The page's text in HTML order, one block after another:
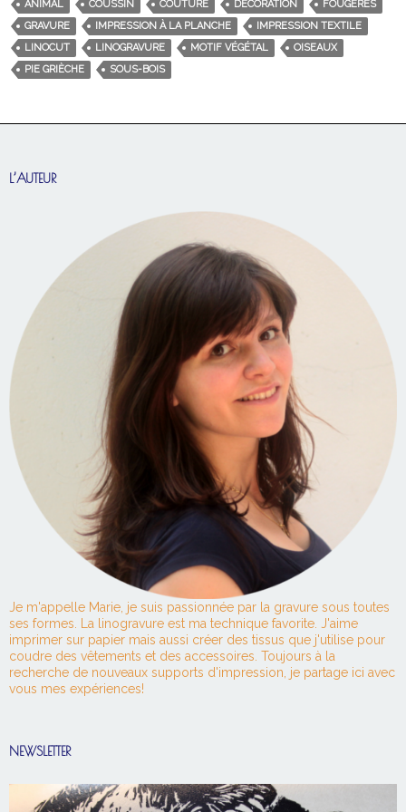
ANIMAL COUSSIN COUTURE DÉCORATION
FOUGÈRES
GRAVURE
IMPRESSION À LA PLANCHE
IMPRESSION TEXTILE
LINOCUT
LINOGRAVURE MOTIF VÉGÉTAL
OISEAUX
PIE GRIÈCHE
SOUS-BOIS
L’AUTEUR
Je m'appelle Marie, je suis passionnée par la gravure sous toutes
ses formes. La linogravure est ma technique favorite. J'aime
imprimer sur papier mais aussi créer des tissus que j'utilise pour
coudre des vêtements et des accessoires. Toujours à la
recherche de nouveaux supports d'impression, je partage ici avec
vous mes expériences!
NEWSLETTER